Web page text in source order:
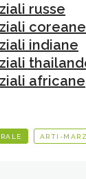
russe
coreane
indiane
africane
ARTI-